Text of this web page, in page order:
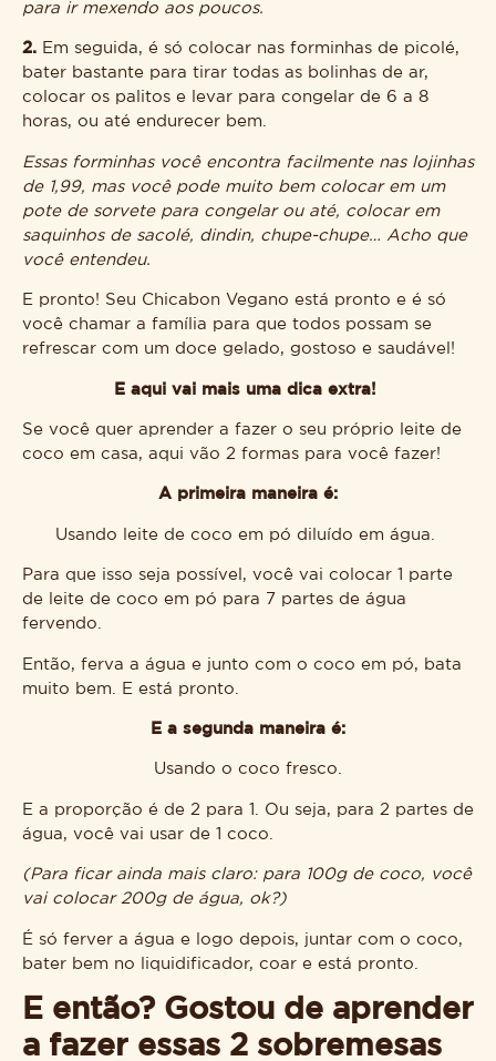
para ir mexendo aos poucos.
2. Em seguida, é só colocar nas forminhas de picolé,
bater bastante para tirar todas as bolinhas de ar,
colocar os palitos e levar para congelar de 6 a 8
horas, ou até endurecer bem.
Essas forminhas você encontra facilmente nas lojinhas
de 1,99, mas você pode muito bem colocar em um
pote de sorvete para congelar ou até, colocar em
saquinhos de sacolé, dindin, chupe-chupe… Acho que
você entendeu.
E pronto! Seu Chicabon Vegano está pronto e é só
você chamar a família para que todos possam se
refrescar com um doce gelado, gostoso e saudável!
E aqui vai mais uma dica extra!
Se você quer aprender a fazer o seu próprio leite de
coco em casa, aqui vão 2 formas para você fazer!
A primeira maneira é:
Usando leite de coco em pó diluído em água.
Para que isso seja possível, você vai colocar 1 parte
de leite de coco em pó para 7 partes de água
fervendo.
Então, ferva a água e junto com o coco em pó, bata
muito bem. E está pronto.
E a segunda maneira é:
Usando o coco fresco.
E a proporção é de 2 para 1. Ou seja, para 2 partes de
água, você vai usar de 1 coco.
(Para ficar ainda mais claro: para 100g de coco, você
vai colocar 200g de água, ok?)
É só ferver a água e logo depois, juntar com o coco,
bater bem no liquidificador, coar e está pronto.
E então? Gostou de aprender
a fazer essas 2 sobremesas